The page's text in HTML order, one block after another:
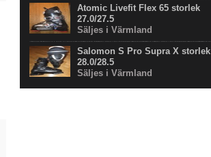
Atomic Livefit Flex 65 storlek
27.0/27.5
Säljes i Värmland
Salomon S Pro Supra X storlek
28.0/28.5
Säljes i Värmland